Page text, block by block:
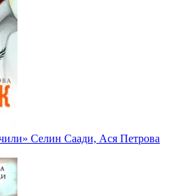
Селин Саади, Ася Петрова